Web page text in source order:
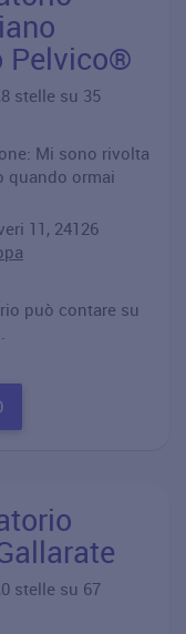
Pelvico®
stelle su 35
Mi sono rivolta
quando ormai
11, 24126
può contare su
stelle su 67